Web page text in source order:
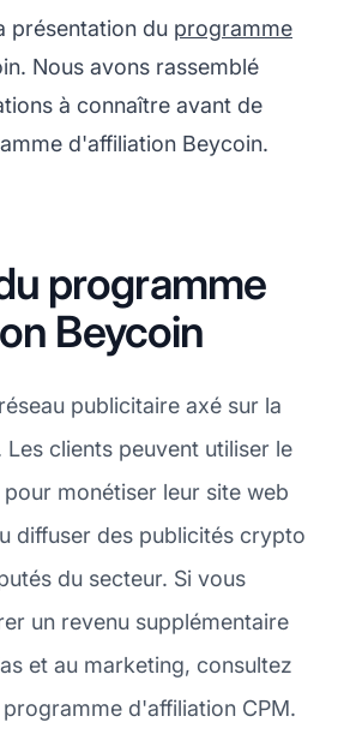
présentation du programme
Nous avons rassemblé
à connaître avant de
d'affiliation Beycoin.
programme
Beycoin
publicitaire axé sur la
clients peuvent utiliser le
monétiser leur site web
diffuser des publicités crypto
du secteur. Si vous
un revenu supplémentaire
et au marketing, consultez
d'affiliation CPM.